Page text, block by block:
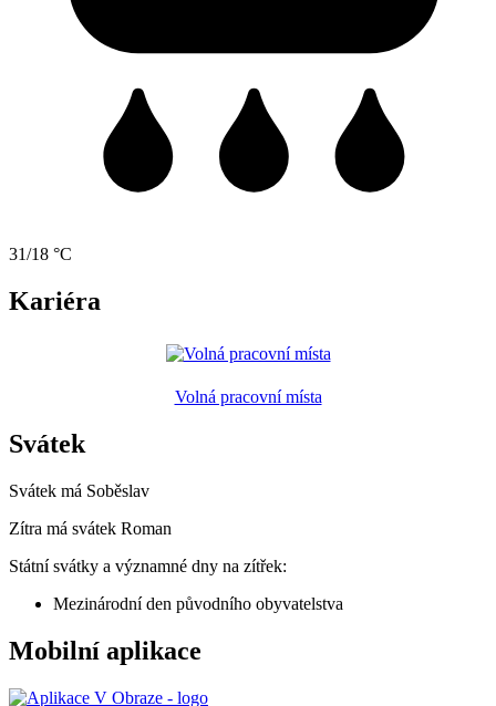
31/18 °C
Kariéra
Volná pracovní místa
Svátek
Svátek má Soběslav
Zítra má svátek Roman
Státní svátky a významné dny na zítřek:
Mezinárodní den původního obyvatelstva
Mobilní aplikace